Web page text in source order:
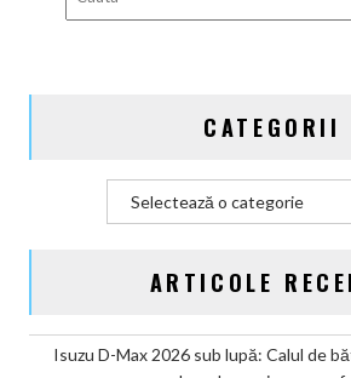
CATEGORII
ARTICOLE
Isuzu D-Max 2026 sub lupă: Calul de